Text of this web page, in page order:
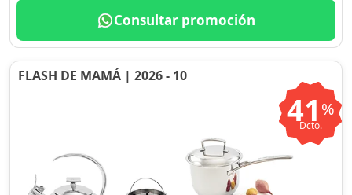
Consultar promoción
FLASH DE MAMÁ | 2026 - 10
41 %
Dcto.